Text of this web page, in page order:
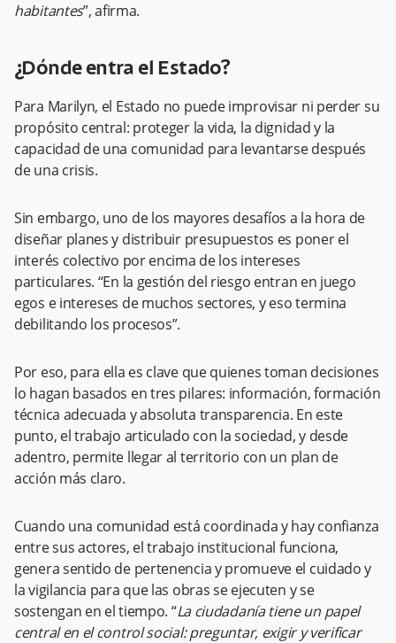
habitantes”, afirma.
¿Dónde entra el Estado?
Para Marilyn, el Estado no puede improvisar ni perder su
propósito central: proteger la vida, la dignidad y la
capacidad de una comunidad para levantarse después
de una crisis.
Sin embargo, uno de los mayores desafíos a la hora de
diseñar planes y distribuir presupuestos es poner el
interés colectivo por encima de los intereses
particulares. “En la gestión del riesgo entran en juego
egos e intereses de muchos sectores, y eso termina
debilitando los procesos”.
Por eso, para ella es clave que quienes toman decisiones
lo hagan basados en tres pilares: información, formación
técnica adecuada y absoluta transparencia. En este
punto, el trabajo articulado con la sociedad, y desde
adentro, permite llegar al territorio con un plan de
acción más claro.
Cuando una comunidad está coordinada y hay confianza
entre sus actores, el trabajo institucional funciona,
genera sentido de pertenencia y promueve el cuidado y
la vigilancia para que las obras se ejecuten y se
sostengan en el tiempo. “La ciudadanía tiene un papel
central en el control social: preguntar, exigir y verificar